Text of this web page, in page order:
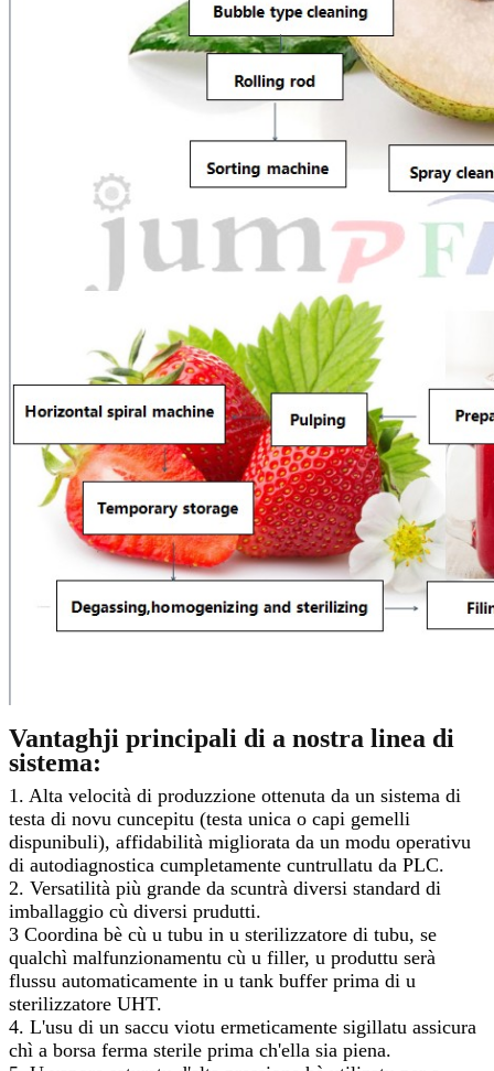
Vantaghji principali di a nostra linea di
sistema:
1. Alta velocità di produzzione ottenuta da un sistema di
testa di novu cuncepitu (testa unica o capi gemelli
dispunibuli), affidabilità migliorata da un modu operativu
di autodiagnostica cumpletamente cuntrullatu da PLC.
2. Versatilità più grande da scuntrà diversi standard di
imballaggio cù diversi prudutti.
3 Coordina bè cù u tubu in u sterilizzatore di tubu, se
qualchì malfunzionamentu cù u filler, u produttu serà
flussu automaticamente in u tank buffer prima di u
sterilizzatore UHT.
4. L'usu di un saccu viotu ermeticamente sigillatu assicura
chì a borsa ferma sterile prima ch'ella sia piena.